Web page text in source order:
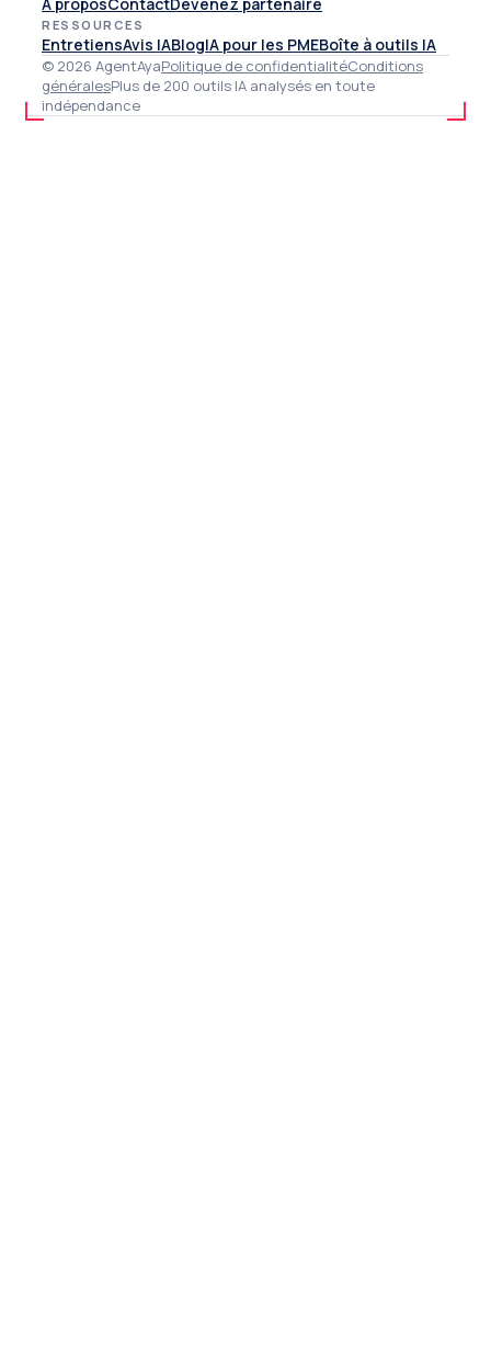
RESSOURCES
EntretiensAvis IABlogIA pour les PMEBoîte à outils IA
© 2026 AgentAyaPolitique de confidentialitéConditions
généralesPlus de 200 outils IA analysés en toute
indépendance